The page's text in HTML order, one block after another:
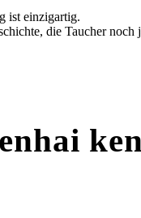
ist einzigartig.
die Taucher noch